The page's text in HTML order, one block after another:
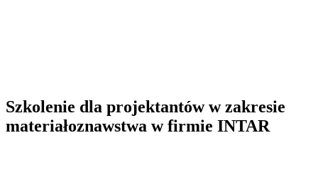
Szkolenie dla projektantów w zakresie
materiałoznawstwa w firmie INTAR